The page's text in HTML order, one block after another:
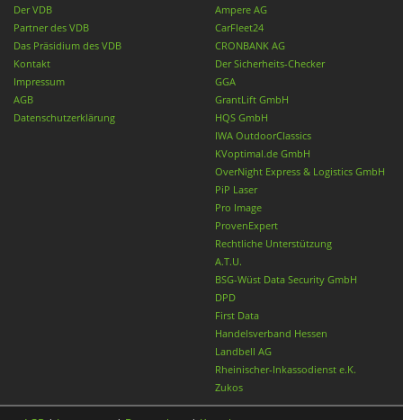
Der VDB
Partner des VDB
Das Präsidium des VDB
Kontakt
Impressum
AGB
Datenschutzerklärung
Ampere AG
CarFleet24
CRONBANK AG
Der Sicherheits-Checker
GGA
GrantLift GmbH
HQS GmbH
IWA OutdoorClassics
KVoptimal.de GmbH
OverNight Express & Logistics GmbH
PiP Laser
Pro Image
ProvenExpert
Rechtliche Unterstützung
A.T.U.
BSG-Wüst Data Security GmbH
DPD
First Data
Handelsverband Hessen
Landbell AG
Rheinischer-Inkassodienst e.K.
Zukos